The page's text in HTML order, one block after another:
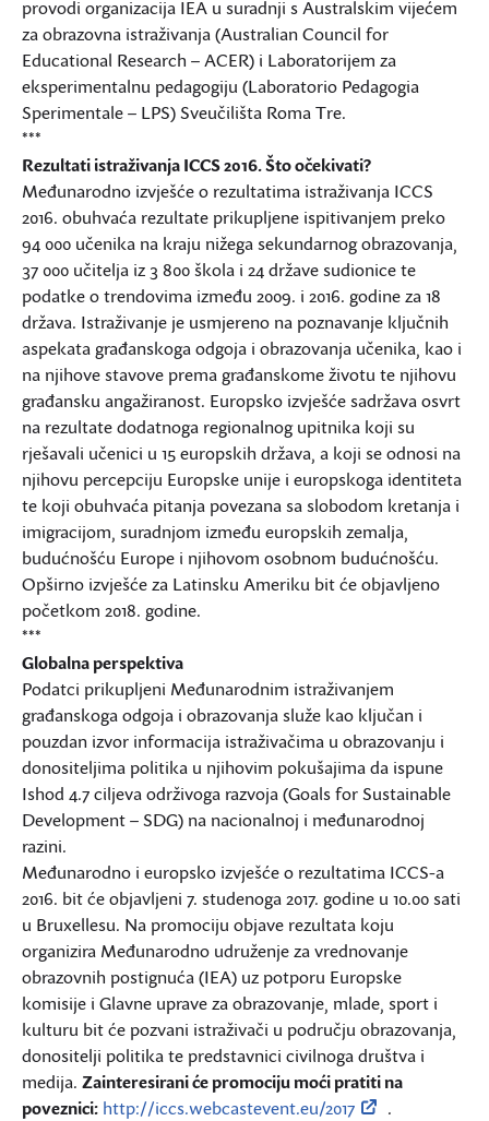
provodi organizacija IEA u suradnji s Australskim vijećem
za obrazovna istraživanja (Australian Council for
Educational Research – ACER) i Laboratorijem za
eksperimentalnu pedagogiju (Laboratorio Pedagogia
Sperimentale – LPS) Sveučilišta Roma Tre.
***
Rezultati istraživanja ICCS 2016. Što očekivati?
Međunarodno izvješće o rezultatima istraživanja ICCS
2016. obuhvaća rezultate prikupljene ispitivanjem preko
94 000 učenika na kraju nižega sekundarnog obrazovanja,
37 000 učitelja iz 3 800 škola i 24 države sudionice te
podatke o trendovima između 2009. i 2016. godine za 18
država. Istraživanje je usmjereno na poznavanje ključnih
aspekata građanskoga odgoja i obrazovanja učenika, kao i
na njihove stavove prema građanskome životu te njihovu
građansku angažiranost. Europsko izvješće sadržava osvrt
na rezultate dodatnoga regionalnog upitnika koji su
rješavali učenici u 15 europskih država, a koji se odnosi na
njihovu percepciju Europske unije i europskoga identiteta
te koji obuhvaća pitanja povezana sa slobodom kretanja i
imigracijom, suradnjom između europskih zemalja,
budućnošću Europe i njihovom osobnom budućnošću.
Opširno izvješće za Latinsku Ameriku bit će objavljeno
početkom 2018. godine.
***
Globalna perspektiva
Podatci prikupljeni Međunarodnim istraživanjem
građanskoga odgoja i obrazovanja služe kao ključan i
pouzdan izvor informacija istraživačima u obrazovanju i
donositeljima politika u njihovim pokušajima da ispune
Ishod 4.7 ciljeva održivoga razvoja (Goals for Sustainable
Development – SDG) na nacionalnoj i međunarodnoj
razini.
Međunarodno i europsko izvješće o rezultatima ICCS-a
2016. bit će objavljeni 7. studenoga 2017. godine u 10.00 sati
u Bruxellesu. Na promociju objave rezultata koju
organizira Međunarodno udruženje za vrednovanje
obrazovnih postignuća (IEA) uz potporu Europske
komisije i Glavne uprave za obrazovanje, mlade, sport i
kulturu bit će pozvani istraživači u području obrazovanja,
donositelji politika te predstavnici civilnoga društva i
medija. Zainteresirani će promociju moći pratiti na
poveznici: http://iccs.webcastevent.eu/2017 .